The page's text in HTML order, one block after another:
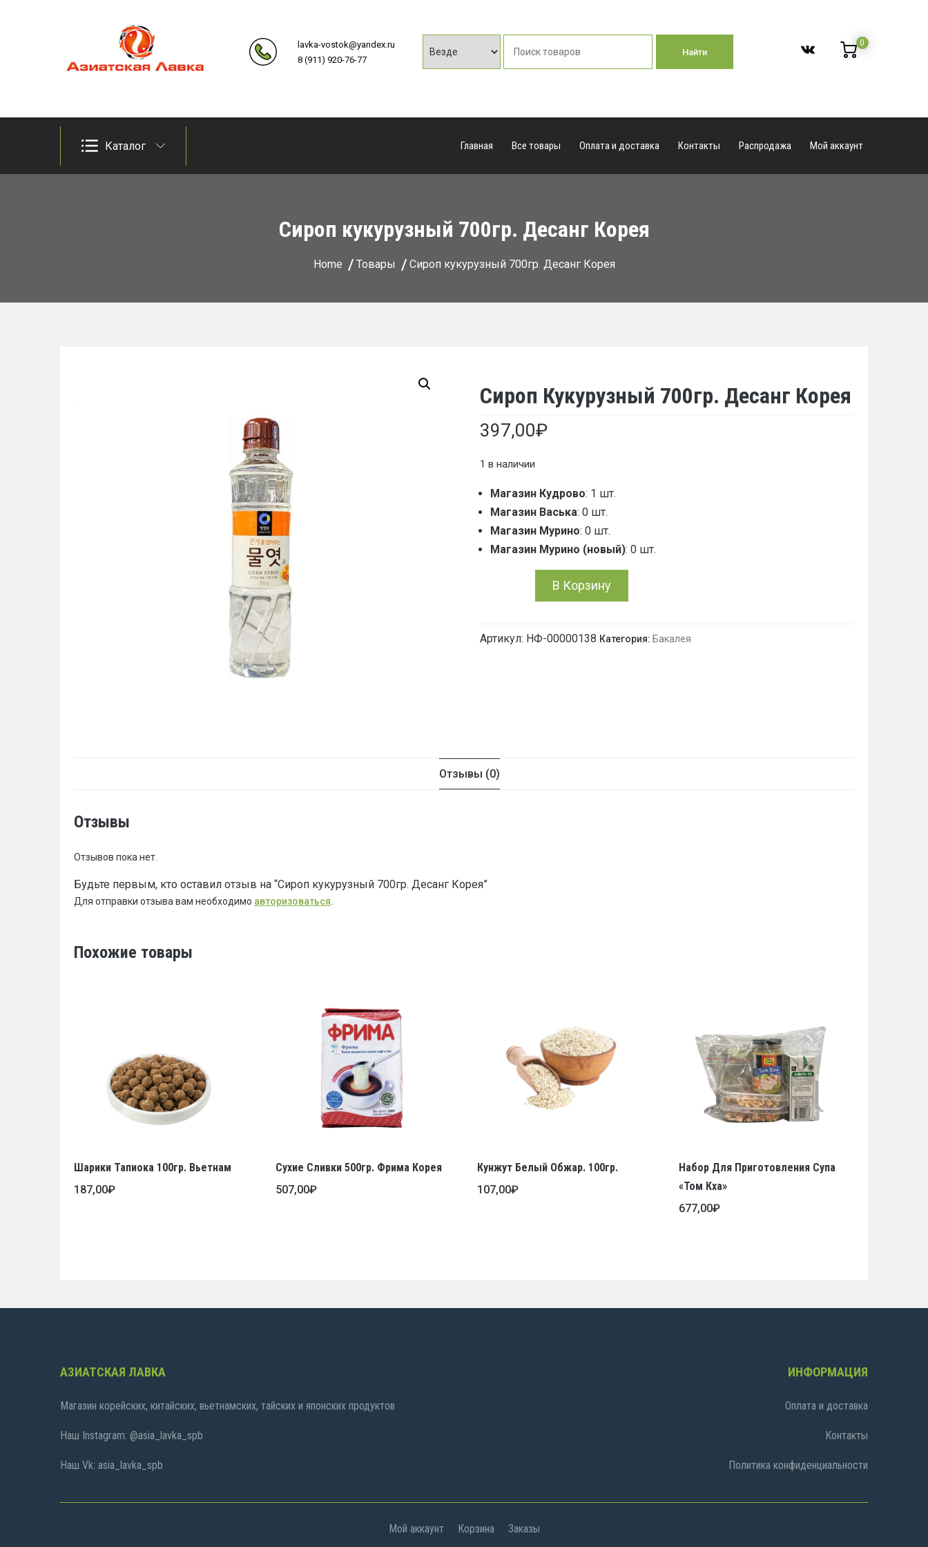
lavka-vostok@yandex.ru
8 (911) 920-76-77
Найти
0
Каталог Главная Все товары Оплата и доставка Контакты Распродажа Мой аккаунт
Сироп кукурузный 700гр. Десанг Корея
Home Товары Сироп кукурузный 700гр. Десанг Корея
Сироп Кукурузный 700гр. Десанг Корея
397,00₽
1 в наличии
Магазин Кудрово: 1 шт.
Магазин Васька: 0 шт.
Магазин Мурино: 0 шт.
Магазин Мурино (новый): 0 шт.
Сироп
Корея
В Корзину
Артикул: НФ-00000138 Категория: Бакалея
Отзывы (0)
Отзывы
Отзывов пока нет.
Будьте первым, кто оставил отзыв на “Сироп кукурузный 700гр. Десанг Корея”
Для отправки отзыва вам необходимо авторизоваться
Похожие товары
Шарики Тапиока 100гр. Вьетнам
187,00₽
Сухие Сливки 500гр. Фрима Корея
507,00₽
Кунжут Белый Обжар. 100гр.
107,00₽
Набор Для Приготовления Супа
«Том Кха»
677,00₽
АЗИАТСКАЯ ЛАВКА
Магазин корейских, китайских, вьетнамских, тайских и японских продуктов
Наш Instagram: @asia_lavka_spb
Наш Vk: asia_lavka_spb
ИНФОРМАЦИЯ
Оплата и доставка
Контакты
Политика конфиденциальности
Мой аккаунт Корзина Заказы